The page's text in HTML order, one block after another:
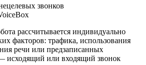
звонков
рассчитывается индивидуально
факторов: трафика, использования
речи или предзаписанных
исходящий или входящий звонок